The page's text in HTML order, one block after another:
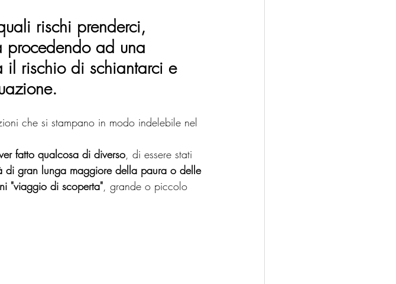
rischi prenderci,
procedendo ad una
il rischio di schiantarci e
che si stampano in modo indelebile nel
fatto qualcosa di diverso, di essere stati
di gran lunga maggiore della paura o delle
"viaggio di scoperta", grande o piccolo